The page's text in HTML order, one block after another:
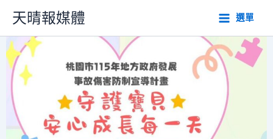
主
要
內
天晴報媒體 選單